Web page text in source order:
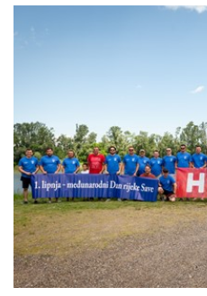
dosadašnjih godina.